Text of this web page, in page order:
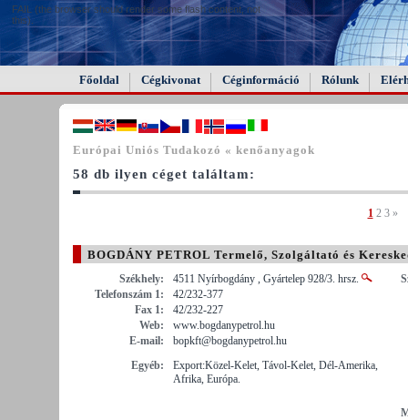
FAIL (the browser should render some flash content, not
this).
Főoldal Cégkivonat Céginformáció Rólunk
Európai Uniós Tudakozó « kenőanyagok
58 db ilyen céget találtam:
1 2 3 »
BOGDÁNY PETROL Termelő, Szolgáltató és
Székhely:
4511 Nyírbogdány , Gyártelep 928/3. hrsz.
Telefonszám 1:
42/232-377
Fax 1:
42/232-227
Web:
www.bogdanypetrol.hu
E-mail:
bopkft@bogdanypetrol.hu
Egyéb:
Export:Közel-Kelet, Távol-Kelet, Dél-Amerika,
Afrika, Európa.